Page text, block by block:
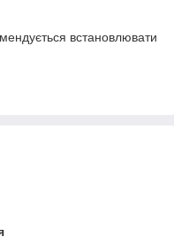
встановлювати